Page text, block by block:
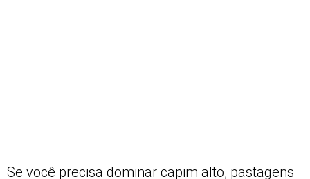
Se você precisa dominar capim alto, pastagens